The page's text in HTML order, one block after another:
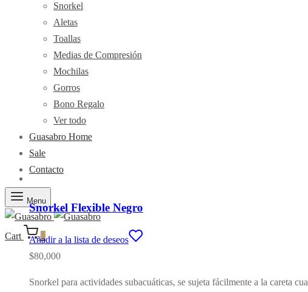
Snorkel
Aletas
Toallas
Medias de Compresión
Mochilas
Gorros
Bono Regalo
Ver todo
Guasabro Home
Sale
Contacto
Menu
Cart 0
Snorkel Flexible Negro
Añadir a la lista de deseos
$80,000
Snorkel para actividades subacuáticas, se sujeta fácilmente a la careta